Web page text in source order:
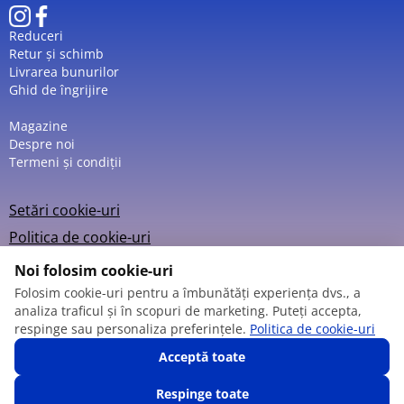
Reduceri
Retur și schimb
Livrarea bunurilor
Ghid de îngrijire
Magazine
Despre noi
Termeni și condiții
Setări cookie-uri
Politica de cookie-uri
© 2013 – 2026
Noi folosim cookie-uri
Folosim cookie-uri pentru a îmbunătăți experiența dvs., a
analiza traficul și în scopuri de marketing. Puteți accepta,
respinge sau personaliza preferințele. Politica de cookie-uri
Acceptă toate
Respinge toate